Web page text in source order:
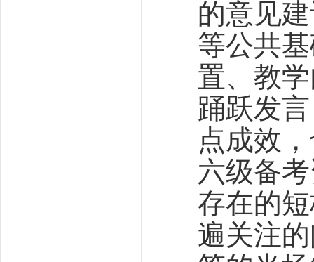
的意见
等公共
置、教
踊跃发
点成效
六级备
存在的
遍关注